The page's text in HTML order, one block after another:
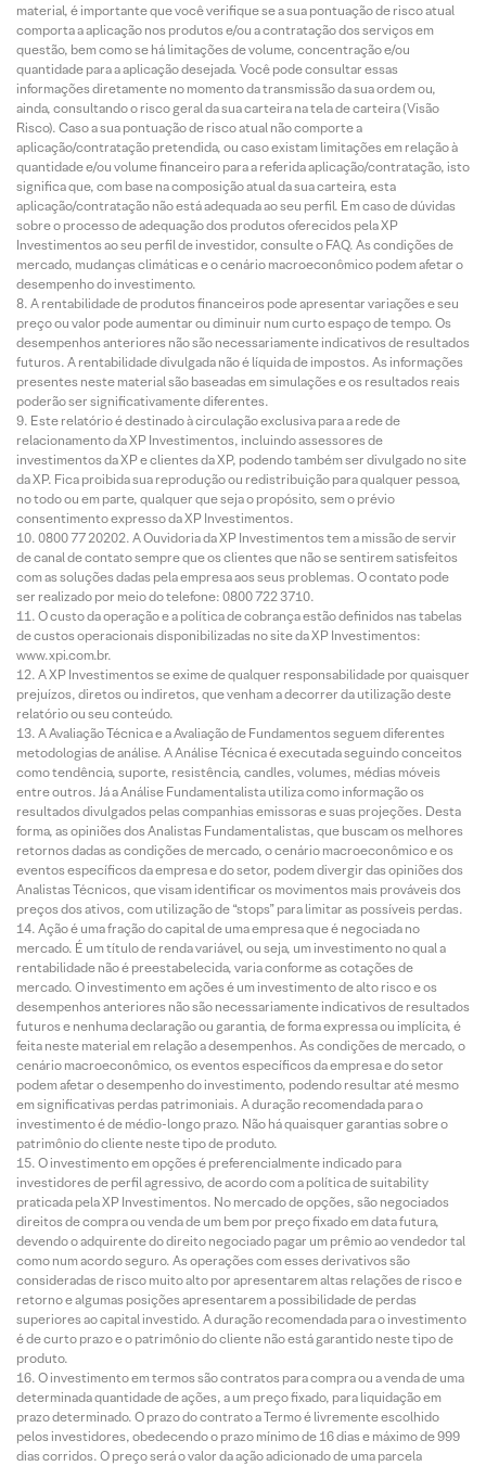
material, é importante que você verifique se a sua pontuação de risco atual
comporta a aplicação nos produtos e/ou a contratação dos serviços em
questão, bem como se há limitações de volume, concentração e/ou
quantidade para a aplicação desejada. Você pode consultar essas
informações diretamente no momento da transmissão da sua ordem ou,
ainda, consultando o risco geral da sua carteira na tela de carteira (Visão
Risco). Caso a sua pontuação de risco atual não comporte a
aplicação/contratação pretendida, ou caso existam limitações em relação à
quantidade e/ou volume financeiro para a referida aplicação/contratação, isto
significa que, com base na composição atual da sua carteira, esta
aplicação/contratação não está adequada ao seu perfil. Em caso de dúvidas
sobre o processo de adequação dos produtos oferecidos pela XP
Investimentos ao seu perfil de investidor, consulte o FAQ. As condições de
mercado, mudanças climáticas e o cenário macroeconômico podem afetar o
desempenho do investimento.
A rentabilidade de produtos financeiros pode apresentar variações e seu
preço ou valor pode aumentar ou diminuir num curto espaço de tempo. Os
desempenhos anteriores não são necessariamente indicativos de resultados
futuros. A rentabilidade divulgada não é líquida de impostos. As informações
presentes neste material são baseadas em simulações e os resultados reais
poderão ser significativamente diferentes.
Este relatório é destinado à circulação exclusiva para a rede de
relacionamento da XP Investimentos, incluindo assessores de
investimentos da XP e clientes da XP, podendo também ser divulgado no site
da XP. Fica proibida sua reprodução ou redistribuição para qualquer pessoa,
no todo ou em parte, qualquer que seja o propósito, sem o prévio
consentimento expresso da XP Investimentos.
0800 77 20202. A Ouvidoria da XP Investimentos tem a missão de servir
de canal de contato sempre que os clientes que não se sentirem satisfeitos
com as soluções dadas pela empresa aos seus problemas. O contato pode
ser realizado por meio do telefone: 0800 722 3710.
O custo da operação e a política de cobrança estão definidos nas tabelas
de custos operacionais disponibilizadas no site da XP Investimentos:
www.xpi.com.br.
A XP Investimentos se exime de qualquer responsabilidade por quaisquer
prejuízos, diretos ou indiretos, que venham a decorrer da utilização deste
relatório ou seu conteúdo.
A Avaliação Técnica e a Avaliação de Fundamentos seguem diferentes
metodologias de análise. A Análise Técnica é executada seguindo conceitos
como tendência, suporte, resistência, candles, volumes, médias móveis
entre outros. Já a Análise Fundamentalista utiliza como informação os
resultados divulgados pelas companhias emissoras e suas projeções. Desta
forma, as opiniões dos Analistas Fundamentalistas, que buscam os melhores
retornos dadas as condições de mercado, o cenário macroeconômico e os
eventos específicos da empresa e do setor, podem divergir das opiniões dos
Analistas Técnicos, que visam identificar os movimentos mais prováveis dos
preços dos ativos, com utilização de “stops” para limitar as possíveis perdas.
Ação é uma fração do capital de uma empresa que é negociada no
mercado. É um título de renda variável, ou seja, um investimento no qual a
rentabilidade não é preestabelecida, varia conforme as cotações de
mercado. O investimento em ações é um investimento de alto risco e os
desempenhos anteriores não são necessariamente indicativos de resultados
futuros e nenhuma declaração ou garantia, de forma expressa ou implícita, é
feita neste material em relação a desempenhos. As condições de mercado, o
cenário macroeconômico, os eventos específicos da empresa e do setor
podem afetar o desempenho do investimento, podendo resultar até mesmo
em significativas perdas patrimoniais. A duração recomendada para o
investimento é de médio-longo prazo. Não há quaisquer garantias sobre o
patrimônio do cliente neste tipo de produto.
O investimento em opções é preferencialmente indicado para
investidores de perfil agressivo, de acordo com a política de suitability
praticada pela XP Investimentos. No mercado de opções, são negociados
direitos de compra ou venda de um bem por preço fixado em data futura,
devendo o adquirente do direito negociado pagar um prêmio ao vendedor tal
como num acordo seguro. As operações com esses derivativos são
consideradas de risco muito alto por apresentarem altas relações de risco e
retorno e algumas posições apresentarem a possibilidade de perdas
superiores ao capital investido. A duração recomendada para o investimento
é de curto prazo e o patrimônio do cliente não está garantido neste tipo de
produto.
O investimento em termos são contratos para compra ou a venda de uma
determinada quantidade de ações, a um preço fixado, para liquidação em
prazo determinado. O prazo do contrato a Termo é livremente escolhido
pelos investidores, obedecendo o prazo mínimo de 16 dias e máximo de 999
dias corridos. O preço será o valor da ação adicionado de uma parcela